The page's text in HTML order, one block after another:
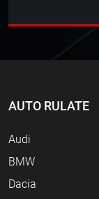
AUTO RULATE
Audi
BMW
Dacia